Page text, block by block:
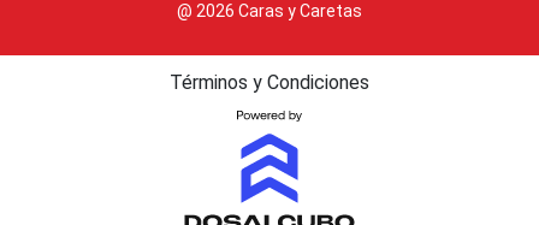
@ 2026 Caras y Caretas
Términos y Condiciones